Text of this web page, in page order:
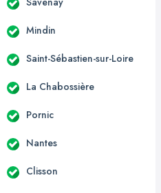
Mindin
Saint-Sébastien-sur-Loire
La Chabossière
Pornic
Nantes
Clisson